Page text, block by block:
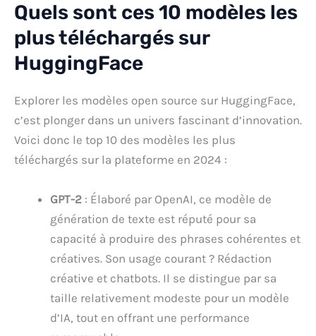
Quels sont ces 10 modèles les
plus téléchargés sur
HuggingFace
Explorer les modèles open source sur HuggingFace,
c’est plonger dans un univers fascinant d’innovation.
Voici donc le top 10 des modèles les plus
téléchargés sur la plateforme en 2024 :
GPT-2 : Élaboré par OpenAI, ce modèle de
génération de texte est réputé pour sa
capacité à produire des phrases cohérentes et
créatives. Son usage courant ? Rédaction
créative et chatbots. Il se distingue par sa
taille relativement modeste pour un modèle
d’IA, tout en offrant une performance